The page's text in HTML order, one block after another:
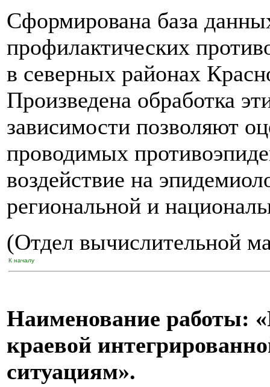
Сформирована база
профилактических
в северных районах
Произведена обработка
зависимости позволяют
проводимых
воздействие на
региональной и
(Отдел вычислительной
К началу
Наименование работы:
краевой
ситуациям».